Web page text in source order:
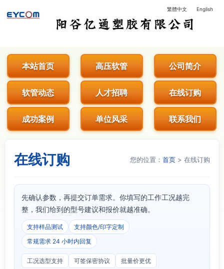
阳谷亿通塑胶有限公司 - 专业生产
繁體中文 English
本站首页 高压软管 公司简介
软管动态 人才招聘 在线订购
成功案例 单位风采 联系我们
在线订购 您的位置：首页 > 在线订购
先确认参数，再提交订单需求。你填写的工作工况越完
整，我们给到的型号建议和报价就越准确。
支持样品测试
支持颜色/印字定制
常规需求 24 小时内回复
工况选型支持 可签保密协议 批量价更优